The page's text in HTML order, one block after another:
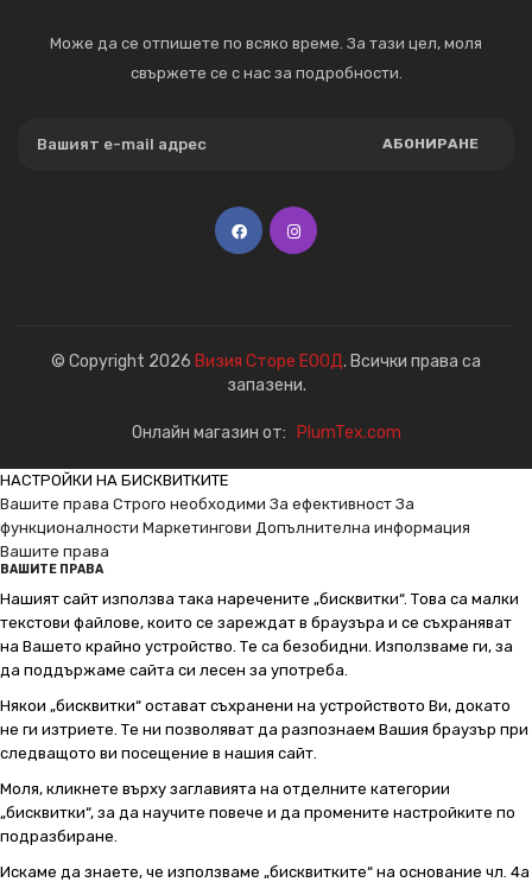
Може да се отпишете по всяко време. За тази цел, моля
свържете се с нас за подробности.
АБОНИРАНЕ
© Copyright 2026 Визия Сторе ЕООД. Всички права са
запазени.
Онлайн магазин от: PlumTex.com
НАСТРОЙКИ НА БИСКВИТКИТЕ
Вашите права Строго необходими За ефективност За
функционалности Маркетингови Допълнителна информация
Вашите права
ВАШИТЕ ПРАВА
Нашият сайт използва така наречените „бисквитки“. Това са малки
текстови файлове, които се зареждат в браузъра и се съхраняват
на Вашето крайно устройство. Те са безобидни. Използваме ги, за
да поддържаме сайта си лесен за употреба.
Някои „бисквитки“ остават съхранени на устройството Ви, докато
не ги изтриете. Те ни позволяват да разпознаем Вашия браузър при
следващото ви посещение в нашия сайт.
Моля, кликнете върху заглавията на отделните категории
„бисквитки“, за да научите повече и да промените настройките по
подразбиране.
Искаме да знаете, че използваме „бисквитките“ на основание чл. 4а